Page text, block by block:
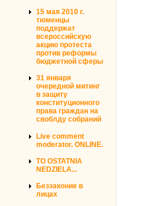
15 мая 2010 г.
тюменцы
поддержат
всероссийскую
акцию протеста
против реформы
бюджетной сферы
31 января
очередной митинг
в защиту
конституционного
права граждан на
своблду собраний
Live comment
moderator. ONLINE.
TO OSTATNIA
NEDZIELA...
Беззаконие в
лицах